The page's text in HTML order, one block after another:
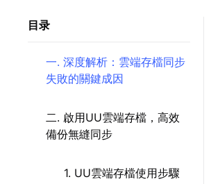
目录
一. 深度解析：雲端存檔同步
失敗的關鍵成因
二. 啟用UU雲端存檔，高效
備份無縫同步
1. UU雲端存檔使用步驟